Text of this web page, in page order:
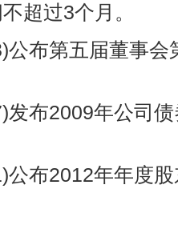
超过3个月。
公布第五届董事会
发布2009年公司
公布2012年年度